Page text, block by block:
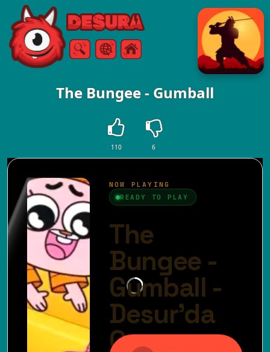
Free Online Games
AramaMenü
The Bungee - Gumball
110 6